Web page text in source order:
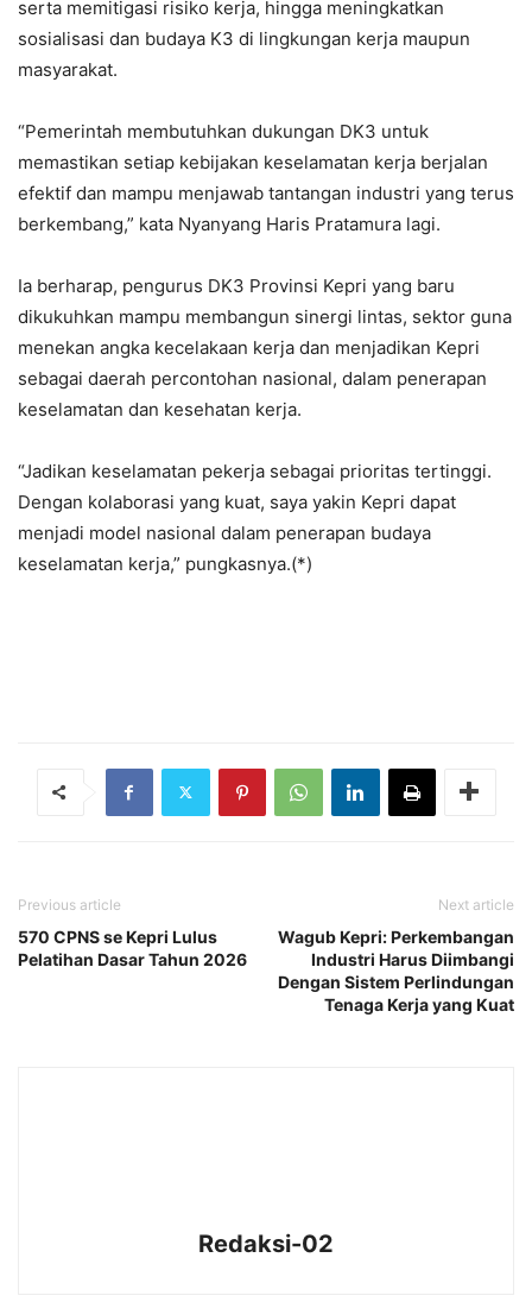
serta memitigasi risiko kerja, hingga meningkatkan
sosialisasi dan budaya K3 di lingkungan kerja maupun
masyarakat.
“Pemerintah membutuhkan dukungan DK3 untuk
memastikan setiap kebijakan keselamatan kerja berjalan
efektif dan mampu menjawab tantangan industri yang terus
berkembang,” kata Nyanyang Haris Pratamura lagi.
Ia berharap, pengurus DK3 Provinsi Kepri yang baru
dikukuhkan mampu membangun sinergi lintas, sektor guna
menekan angka kecelakaan kerja dan menjadikan Kepri
sebagai daerah percontohan nasional, dalam penerapan
keselamatan dan kesehatan kerja.
“Jadikan keselamatan pekerja sebagai prioritas tertinggi.
Dengan kolaborasi yang kuat, saya yakin Kepri dapat
menjadi model nasional dalam penerapan budaya
keselamatan kerja,” pungkasnya.(*)
Previous article
570 CPNS se Kepri Lulus
Pelatihan Dasar Tahun 2026
Next article
Wagub Kepri: Perkembangan
Industri Harus Diimbangi
Dengan Sistem Perlindungan
Tenaga Kerja yang Kuat
Redaksi-02